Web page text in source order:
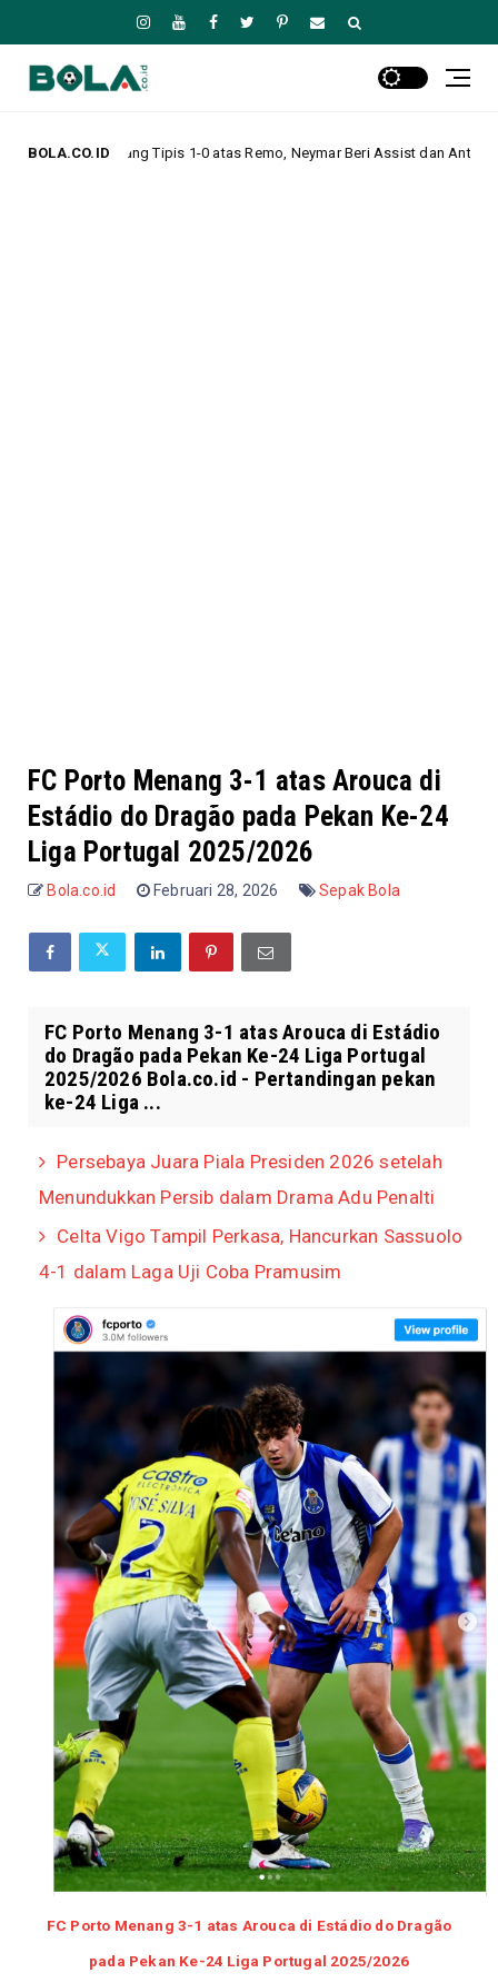
BOLA.CO.ID
1-0 atas Remo, Neymar Beri Assist dan Antar Tim Lolos ke Perempat
FC Porto Menang 3-1 atas Arouca di
Estádio do Dragão pada Pekan Ke-24
Liga Portugal 2025/2026
Bola.co.id Februari 28, 2026 Sepak Bola
FC Porto Menang 3-1 atas Arouca di Estádio
do Dragão pada Pekan Ke-24 Liga Portugal
2025/2026 Bola.co.id - Pertandingan pekan
ke-24 Liga ...
Persebaya Juara Piala Presiden 2026 setelah
Menundukkan Persib dalam Drama Adu Penalti
Celta Vigo Tampil Perkasa, Hancurkan Sassuolo
4-1 dalam Laga Uji Coba Pramusim
FC Porto Menang 3-1 atas Arouca di Estádio do Dragão
pada Pekan Ke-24 Liga Portugal 2025/2026